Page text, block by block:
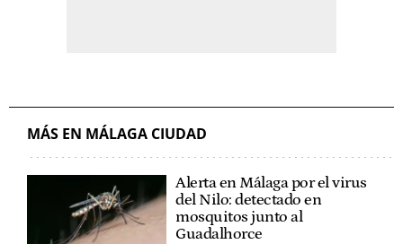
MÁS EN MÁLAGA CIUDAD
Alerta en Málaga por el virus
del Nilo: detectado en
mosquitos junto al
Guadalhorce